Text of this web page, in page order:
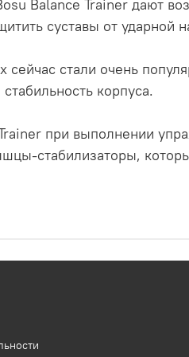
Balance Trainer дают
суставы от ударной
сейчас стали очень
корпуса.
при выполнении
стабилизаторы,